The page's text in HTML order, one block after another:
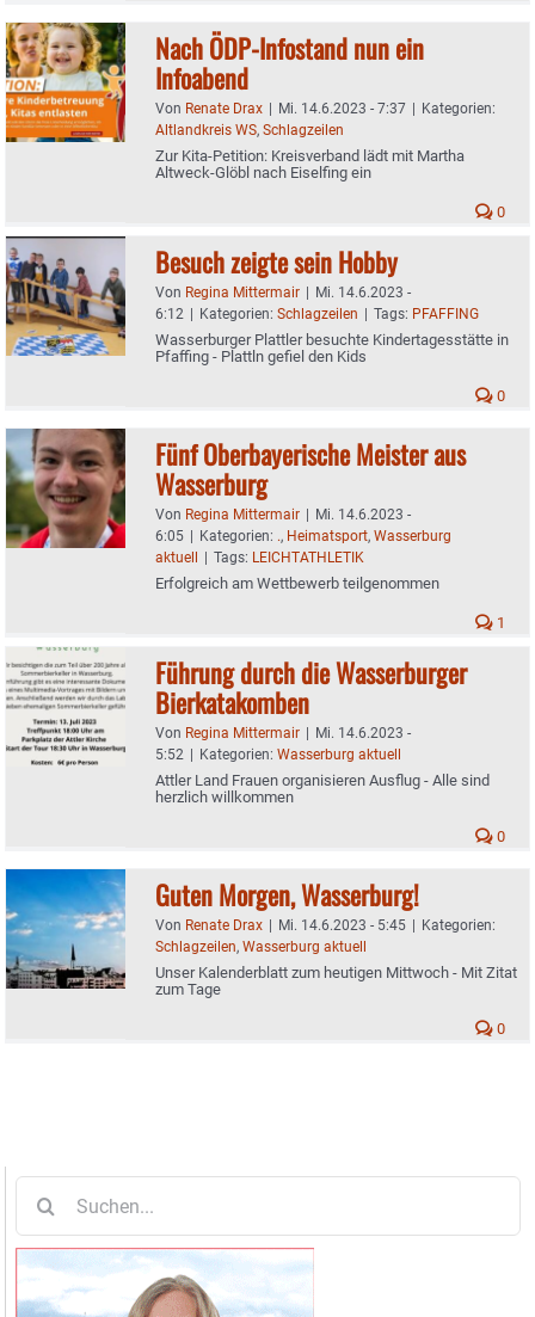
Nach ÖDP-Infostand nun ein
Infoabend
Von Renate Drax | Mi. 14.6.2023 - 7:37 | Kategorien:
Altlandkreis WS, Schlagzeilen
Zur Kita-Petition: Kreisverband lädt mit Martha
Altweck-Glöbl nach Eiselfing ein
0
Besuch zeigte sein Hobby
Von Regina Mittermair | Mi. 14.6.2023 -
6:12 | Kategorien: Schlagzeilen | Tags: PFAFFING
Wasserburger Plattler besuchte Kindertagesstätte in
Pfaffing - Plattln gefiel den Kids
0
Fünf Oberbayerische Meister aus
Wasserburg
Von Regina Mittermair | Mi. 14.6.2023 -
6:05 | Kategorien: ., Heimatsport, Wasserburg
aktuell | Tags: LEICHTATHLETIK
Erfolgreich am Wettbewerb teilgenommen
1
Führung durch die Wasserburger
Bierkatakomben
Von Regina Mittermair | Mi. 14.6.2023 -
5:52 | Kategorien: Wasserburg aktuell
Attler Land Frauen organisieren Ausflug - Alle sind
herzlich willkommen
0
Guten Morgen, Wasserburg!
Von Renate Drax | Mi. 14.6.2023 - 5:45 | Kategorien:
Schlagzeilen, Wasserburg aktuell
Unser Kalenderblatt zum heutigen Mittwoch - Mit Zitat
zum Tage
0
nach: